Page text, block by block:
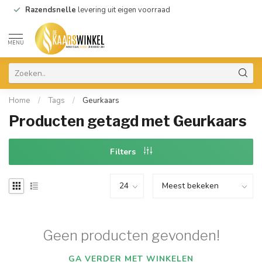
Razendsnelle levering uit eigen voorraad
MENU
Home / Tags / Geurkaars
Producten getagd met Geurkaars
Filters
Geen producten gevonden!
GA VERDER MET WINKELEN